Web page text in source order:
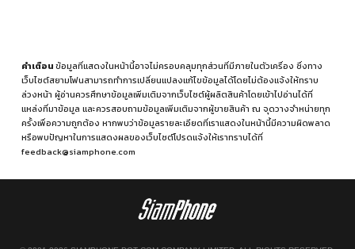
คำเตือนข้อมูลที่แสดงในหน้านี้อาจไม่ครอบคลุมทุกส่วนที่มีภายในตัวเครื่อง ซึ่งทาง
เว็บไซต์สยามโฟนสามารถทำการเปลี่ยนแปลงแก้ไขข้อมูลได้โดยไม่ต้องแจ้งให้ทราบ
ล่วงหน้า ผู้อ่านควรศึกษาข้อมูลเพิ่มเติมจากเว็บไซต์ผู้ผลิตสินค้าโดยเข้าไปอ่านได้ที่
แหล่งที่มาข้อมูล และควรสอบถามข้อมูลเพิ่มเติมจากผู้ขายสินค้า ณ จุดวางจำหน่ายทุก
ครั้งเพื่อความถูกต้อง หากพบว่าข้อมูลรายละเอียดที่เราแสดงในหน้านี้มีความผิดพลาด
หรือพบปัญหาในการแสดงผลของเว็บไซต์โปรดแจ้งให้เราทราบได้ที่
feedback@siamphone.com